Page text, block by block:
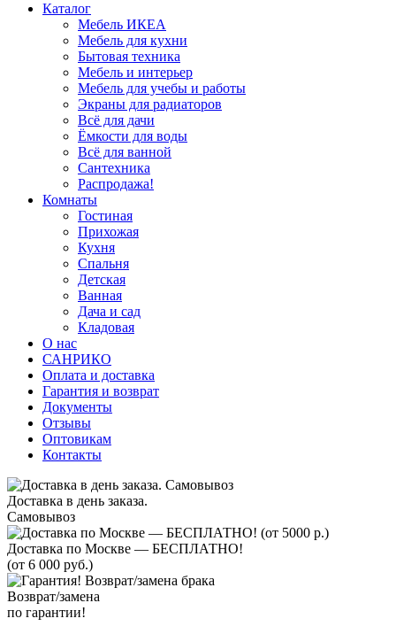
Каталог
Мебель ИКЕА
Мебель для кухни
Бытовая техника
Мебель и интерьер
Мебель для учебы и работы
Экраны для радиаторов
Всё для дачи
Ёмкости для воды
Всё для ванной
Сантехника
Распродажа!
Комнаты
Гостиная
Прихожая
Кухня
Спальня
Детская
Ванная
Дача и сад
Кладовая
О нас
САНРИКО
Оплата и доставка
Гарантия и возврат
Документы
Отзывы
Оптовикам
Контакты
Доставка в день заказа.
Самовывоз
Доставка по Москве — БЕСПЛАТНО!
(от 6 000 руб.)
Возврат/замена
по гарантии!